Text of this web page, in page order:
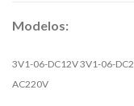
Modelos:
3V1-06-DC12V 3V1-06-
AC220V